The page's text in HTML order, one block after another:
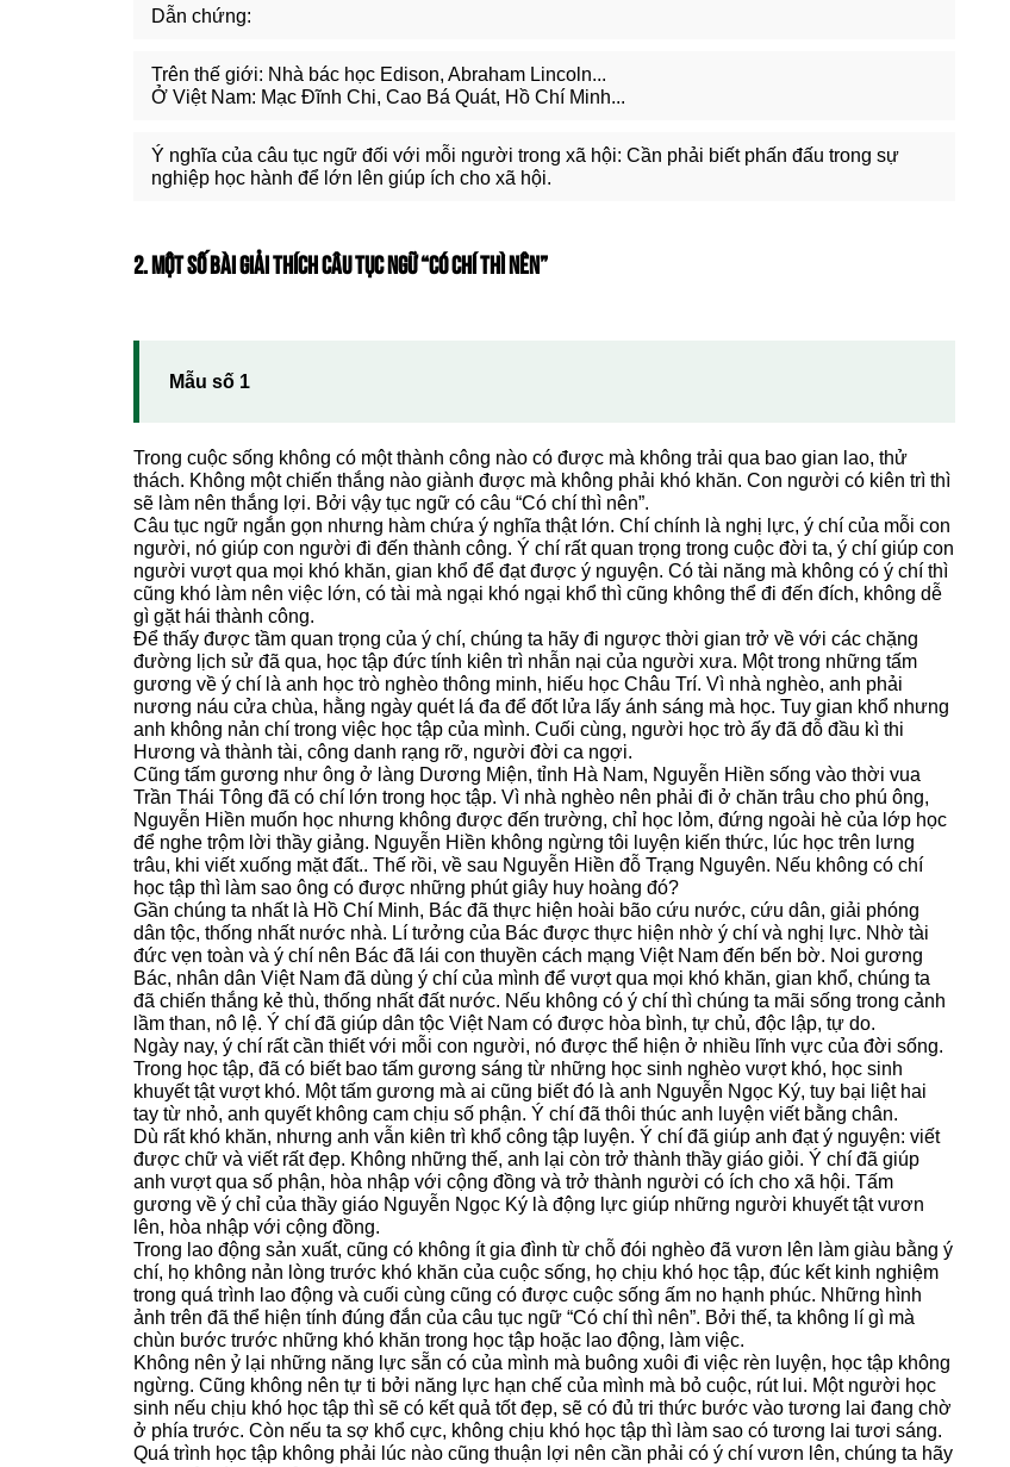
Dẫn chứng:
Trên thế giới: Nhà bác học Edison, Abraham Lincoln...
Ở Việt Nam: Mạc Đĩnh Chi, Cao Bá Quát, Hồ Chí Minh...
Ý nghĩa của câu tục ngữ đối với mỗi người trong xã hội: Cần phải biết phấn đấu trong sự
nghiệp học hành để lớn lên giúp ích cho xã hội.
2. MỘT SỐ BÀI GIẢI THÍCH CÂU TỤC NGỮ “CÓ CHÍ THÌ NÊN”
Mẫu số 1
Trong cuộc sống không có một thành công nào có được mà không trải qua bao gian lao, thử
thách. Không một chiến thắng nào giành được mà không phải khó khăn. Con người có kiên trì thì
sẽ làm nên thắng lợi. Bởi vậy tục ngữ có câu “Có chí thì nên”.
Câu tục ngữ ngắn gọn nhưng hàm chứa ý nghĩa thật lớn. Chí chính là nghị lực, ý chí của mỗi con
người, nó giúp con người đi đến thành công. Ý chí rất quan trọng trong cuộc đời ta, ý chí giúp con
người vượt qua mọi khó khăn, gian khổ để đạt được ý nguyện. Có tài năng mà không có ý chí thì
cũng khó làm nên việc lớn, có tài mà ngại khó ngại khổ thì cũng không thể đi đến đích, không dễ
gì gặt hái thành công.
Để thấy được tầm quan trọng của ý chí, chúng ta hãy đi ngược thời gian trở về với các chặng
đường lịch sử đã qua, học tập đức tính kiên trì nhẫn nại của người xưa. Một trong những tấm
gương về ý chí là anh học trò nghèo thông minh, hiếu học Châu Trí. Vì nhà nghèo, anh phải
nương náu cửa chùa, hằng ngày quét lá đa để đốt lửa lấy ánh sáng mà học. Tuy gian khổ nhưng
anh không nản chí trong việc học tập của mình. Cuối cùng, người học trò ấy đã đỗ đầu kì thi
Hương và thành tài, công danh rạng rỡ, người đời ca ngợi.
Cũng tấm gương như ông ở làng Dương Miện, tỉnh Hà Nam, Nguyễn Hiền sống vào thời vua
Trần Thái Tông đã có chí lớn trong học tập. Vì nhà nghèo nên phải đi ở chăn trâu cho phú ông,
Nguyễn Hiền muốn học nhưng không được đến trường, chỉ học lỏm, đứng ngoài hè của lớp học
để nghe trộm lời thầy giảng. Nguyễn Hiền không ngừng tôi luyện kiến thức, lúc học trên lưng
trâu, khi viết xuống mặt đất.. Thế rồi, về sau Nguyễn Hiền đỗ Trạng Nguyên. Nếu không có chí
học tập thì làm sao ông có được những phút giây huy hoàng đó?
Gần chúng ta nhất là Hồ Chí Minh, Bác đã thực hiện hoài bão cứu nước, cứu dân, giải phóng
dân tộc, thống nhất nước nhà. Lí tưởng của Bác được thực hiện nhờ ý chí và nghị lực. Nhờ tài
đức vẹn toàn và ý chí nên Bác đã lái con thuyền cách mạng Việt Nam đến bến bờ. Noi gương
Bác, nhân dân Việt Nam đã dùng ý chí của mình để vượt qua mọi khó khăn, gian khổ, chúng ta
đã chiến thắng kẻ thù, thống nhất đất nước. Nếu không có ý chí thì chúng ta mãi sống trong cảnh
lầm than, nô lệ. Ý chí đã giúp dân tộc Việt Nam có được hòa bình, tự chủ, độc lập, tự do.
Ngày nay, ý chí rất cần thiết với mỗi con người, nó được thể hiện ở nhiều lĩnh vực của đời sống.
Trong học tập, đã có biết bao tấm gương sáng từ những học sinh nghèo vượt khó, học sinh
khuyết tật vượt khó. Một tấm gương mà ai cũng biết đó là anh Nguyễn Ngọc Ký, tuy bại liệt hai
tay từ nhỏ, anh quyết không cam chịu số phận. Ý chí đã thôi thúc anh luyện viết bằng chân.
Dù rất khó khăn, nhưng anh vẫn kiên trì khổ công tập luyện. Ý chí đã giúp anh đạt ý nguyện: viết
được chữ và viết rất đẹp. Không những thế, anh lại còn trở thành thầy giáo giỏi. Ý chí đã giúp
anh vượt qua số phận, hòa nhập với cộng đồng và trở thành người có ích cho xã hội. Tấm
gương về ý chỉ của thầy giáo Nguyễn Ngọc Ký là động lực giúp những người khuyết tật vươn
lên, hòa nhập với cộng đồng.
Trong lao động sản xuất, cũng có không ít gia đình từ chỗ đói nghèo đã vươn lên làm giàu bằng ý
chí, họ không nản lòng trước khó khăn của cuộc sống, họ chịu khó học tập, đúc kết kinh nghiệm
trong quá trình lao động và cuối cùng cũng có được cuộc sống ấm no hạnh phúc. Những hình
ảnh trên đã thể hiện tính đúng đắn của câu tục ngữ “Có chí thì nên”. Bởi thế, ta không lí gì mà
chùn bước trước những khó khăn trong học tập hoặc lao động, làm việc.
Không nên ỷ lại những năng lực sẵn có của mình mà buông xuôi đi việc rèn luyện, học tập không
ngừng. Cũng không nên tự ti bởi năng lực hạn chế của mình mà bỏ cuộc, rút lui. Một người học
sinh nếu chịu khó học tập thì sẽ có kết quả tốt đẹp, sẽ có đủ tri thức bước vào tương lai đang chờ
ở phía trước. Còn nếu ta sợ khổ cực, không chịu khó học tập thì làm sao có tương lai tươi sáng.
Quá trình học tập không phải lúc nào cũng thuận lợi nên cần phải có ý chí vươn lên, chúng ta hãy